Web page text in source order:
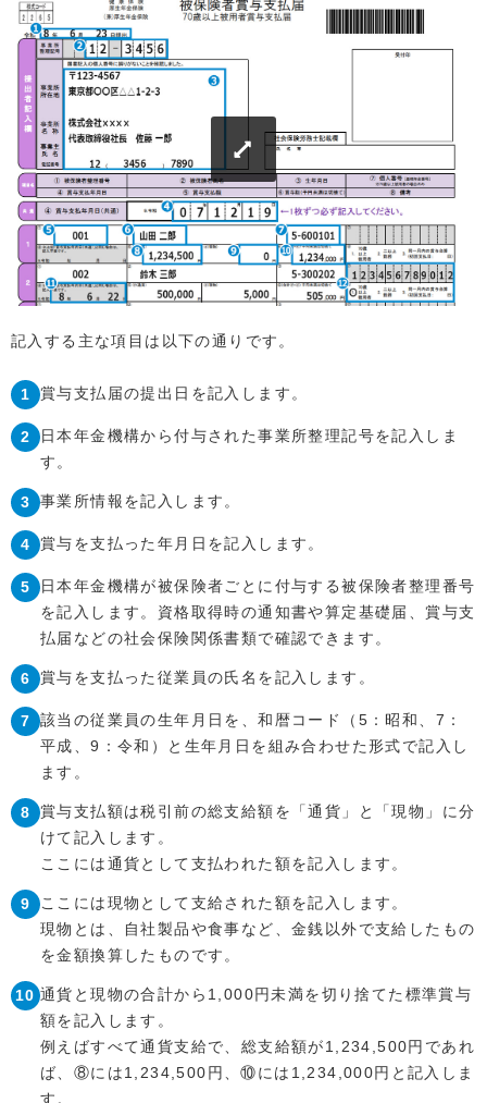
記入する主な項目は以下の通りです。
賞与支払届の提出日を記入します。
日本年金機構から付与された事業所整理記号を記入しま
す。
事業所情報を記入します。
賞与を支払った年月日を記入します。
日本年金機構が被保険者ごとに付与する被保険者整理番号
を記入します。資格取得時の通知書や算定基礎届、賞与支
払届などの社会保険関係書類で確認できます。
賞与を支払った従業員の氏名を記入します。
該当の従業員の生年月日を、和暦コード（5：昭和、7：
平成、9：令和）と生年月日を組み合わせた形式で記入し
ます。
賞与支払額は税引前の総支給額を「通貨」と「現物」に分
けて記入します。
ここには通貨として支払われた額を記入します。
ここには現物として支給された額を記入します。
現物とは、自社製品や食事など、金銭以外で支給したもの
を金額換算したものです。
通貨と現物の合計から1,000円未満を切り捨てた標準賞与
額を記入します。
例えばすべて通貨支給で、総支給額が1,234,500円であれ
ば、⑧には1,234,500円、⑩には1,234,000円と記入しま
す。